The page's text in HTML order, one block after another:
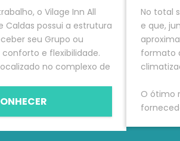
o Vilage Inn All
Caldas possui a estrutura
seu Grupo ou
e flexibilidade.
no complexo de
a região. São espaços
promoção de festas,
shows, recepções e
No total
e que,
formato
O ótimo